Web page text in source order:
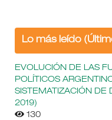
Lo más leído
EVOLUCIÓN DE LAS
POLÍTICOS
SISTEMATIZACIÓN DE
2019)
130